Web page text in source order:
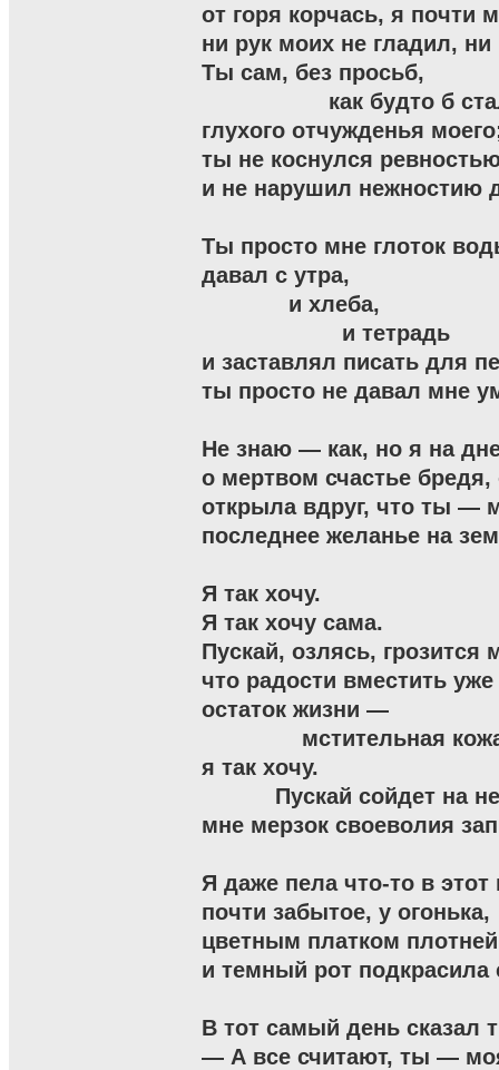
от горя корчась, я почти
ни рук моих не гладил, ни
Ты сам, без просьб,
как будто б
глухого отчужденья
ты не коснулся
и не нарушил нежностию
Ты просто мне глоток
давал с утра,
             и хлеба,
                     и тетрадь
и заставлял писать для
ты просто не давал мне
Не знаю — как, но я на
о мертвом счастье бредя,
открыла вдруг, что ты —
последнее желанье на
Я так хочу.
Я так хочу сама.
Пускай, озлясь, грозится
что радости вместить
остаток жизни —
мстительная
я так хочу.
Пускай сойдет на
мне мерзок своеволия
Я даже пела что-то в этот
почти забытое, у огонька,
цветным платком
и темный рот подкрасила
В тот самый день сказал
— А все считают, ты —